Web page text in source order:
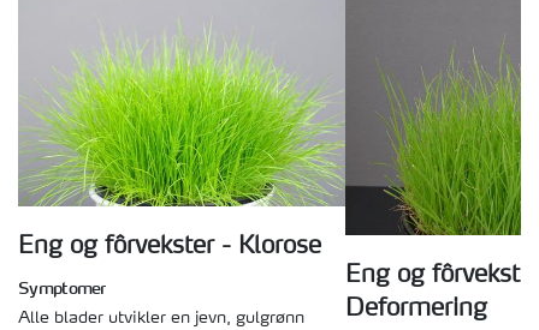
Eng og fôrvekster - Klorose
Symptomer
Alle blader utvikler en jevn, gulgrønn
Eng og
Deformering